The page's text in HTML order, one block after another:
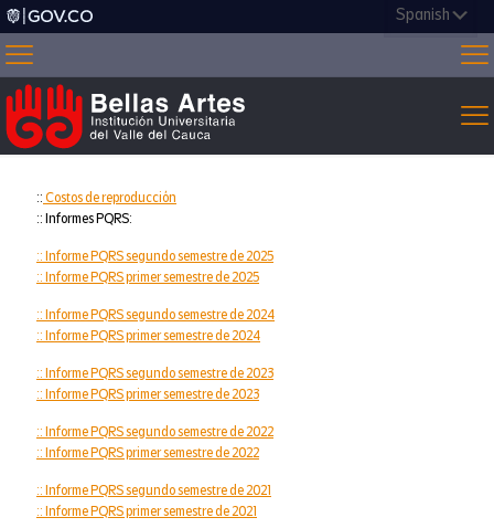
::Costos de reproducción
:: Informes PQRS:
:: Informe PQRS segundo semestre de 2025
:: Informe PQRS primer semestre de 2025
:: Informe PQRS segundo semestre de 2024
:: Informe PQRS primer semestre de 2024
:: Informe PQRS segundo semestre de 2023
:: Informe PQRS primer semestre de 2023
:: Informe PQRS segundo semestre de 2022
:: Informe PQRS primer semestre de 2022
:: Informe PQRS segundo semestre de 2021
:: Informe PQRS primer semestre de 2021